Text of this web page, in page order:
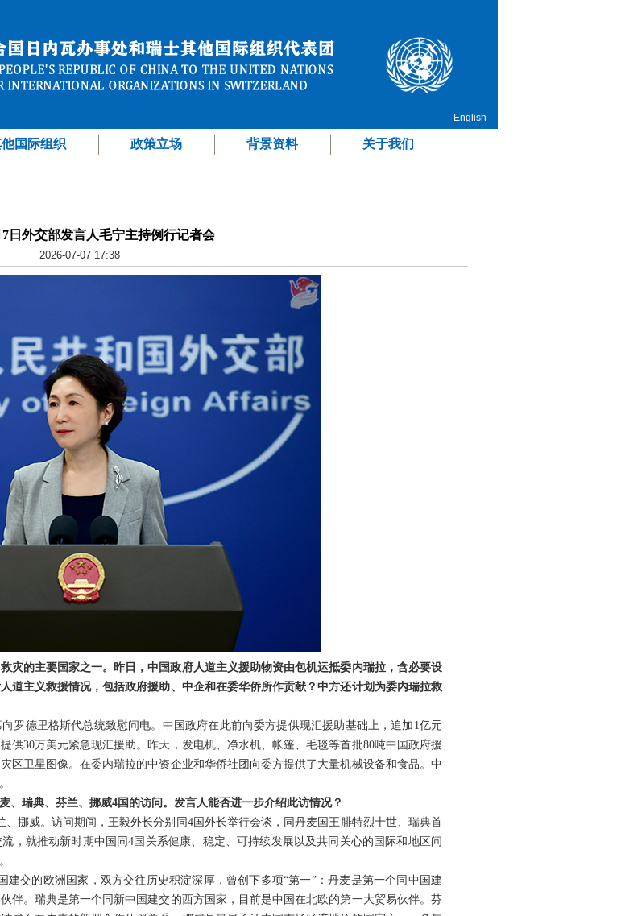
English
国际组织 政策立场 背景资料 关于我们
7日外交部发言人毛宁主持例行记者会
2026-07-07 17:38
灾的主要国家之一。昨日，中国政府人道主义援助物资由包机运抵委内瑞拉，含必要设
道主义救援情况，包括政府援助、中企和在委华侨所作贡献？中方还计划为委内瑞拉救
罗德里格斯代总统致慰问电。中国政府在此前向委方提供现汇援助基础上，追加1亿元
供30万美元紧急现汇援助。昨天，发电机、净水机、帐篷、毛毯等首批80吨中国政府援
区卫星图像。在委内瑞拉的中资企业和华侨社团向委方提供了大量机械设备和食品。中
、瑞典、芬兰、挪威4国的访问。发言人能否进一步介绍此访情况？
挪威。访问期间，王毅外长分别同4国外长举行会谈，同丹麦国王腓特烈十世、瑞典首
，就推动新时期中国同4国关系健康、稳定、可持续发展以及共同关心的国际和地区问
交的欧洲国家，双方交往历史积淀深厚，曾创下多项“第一”：丹麦是第一个同中国建
伴。瑞典是第一个同新中国建交的西方国家，目前是中国在北欧的第一大贸易伙伴。芬